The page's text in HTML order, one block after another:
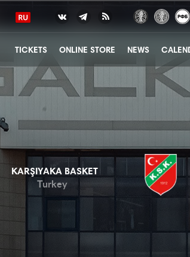
TICKETS ONLINE STORE NEWS
KARŞIYAKA BASKET
Turkey